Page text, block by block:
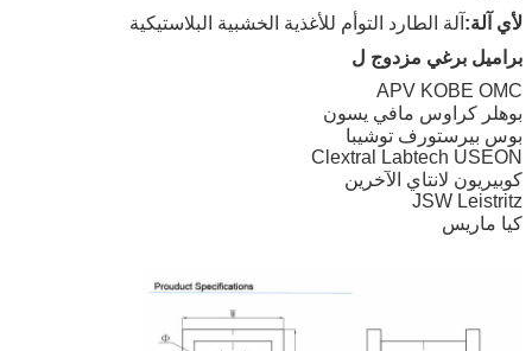
لأي آلة: آلة الطارد التوأم للأغذية الخشبية البلاستيكية
براميل برغي مزدوج ل
APV KOBE OMC
بوهلر كراوس مافي يسون
بوس بيرستورف توشيبا
Clextral Labtech USEON
كوبيريون لانتاي الآخرين
JSW Leistritz
كيا ماريس